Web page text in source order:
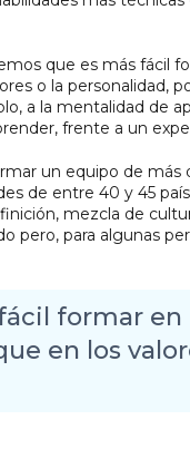
que es más fácil
o la personalidad,
a la mentalidad de
frente a un
un equipo de más
de entre 40 y 45
mezcla de
pero, para algunas
formar en
en los